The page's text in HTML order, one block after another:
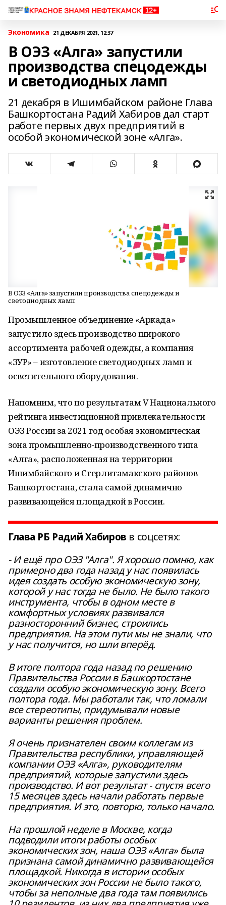
Экономика 21 ДЕКАБРЯ 2021, 12:37
В ОЭЗ «Алга» запустили
производства спецодежды
и светодиодных ламп
21 декабря в Ишимбайском районе Глава
Башкортостана Радий Хабиров дал старт
работе первых двух предприятий в
особой экономической зоне «Алга».
В ОЭЗ «Алга» запустили производства спецодежды и
светодиодных ламп
Промышленное объединение «Аркада»
запустило здесь производство широкого
ассортимента рабочей одежды, а компания
«ЗУР» – изготовление светодиодных ламп и
осветительного оборудования.
Напомним, что по результатам V Национального
рейтинга инвестиционной привлекательности
ОЭЗ России за 2021 год особая экономическая
зона промышленно-производственного типа
«Алга», расположенная на территории
Ишимбайского и Стерлитамакского районов
Башкортостана, стала самой динамично
развивающейся площадкой в России.
Глава РБ Радий Хабиров в соцсетях:
-И ещё про ОЭЗ "Алга". Я хорошо помню, как
примерно два года назад у нас появилась
идея создать особую экономическую зону,
которой у нас тогда не было. Не было такого
инструмента, чтобы в одном месте в
комфортных условиях развивался
разносторонний бизнес, строились
предприятия. На этом пути мы не знали, что
у нас получится, но шли вперёд.
В итоге полтора года назад по решению
Правительства России в Башкортостане
создали особую экономическую зону. Всего
полтора года. Мы работали так, что ломали
все стереотипы, придумывали новые
варианты решения проблем.
Я очень признателен своим коллегам из
Правительства республики, управляющей
компании ОЭЗ «Алга», руководителям
предприятий, которые запустили здесь
производство. И вот результат - спустя всего
15 месяцев здесь начали работать первые
предприятия. И это, повторю, только начало.
На прошлой неделе в Москве, когда
подводили итоги работы особых
экономических зон, наша ОЭЗ «Алга» была
признана самой динамично развивающейся
площадкой. Никогда в истории особых
экономических зон России не было такого,
чтобы за неполные два года там появились